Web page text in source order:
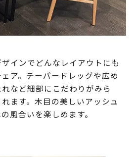
インでどんなレイアウトにも
ア。テーパードレッグや広め
など細部にこだわりがみら
ます。木目の美しいアッシュ
風合いを楽しめます。